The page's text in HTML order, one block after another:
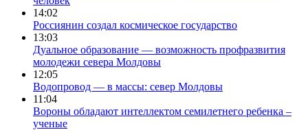
14:02
Россиянин создал космическое государство
13:03
Дуальное образование — возможность профразвития
молодежи севера Молдовы
12:05
Водопровод — в массы: север Молдовы
11:04
Вороны обладают интеллектом семилетнего ребенка –
ученые